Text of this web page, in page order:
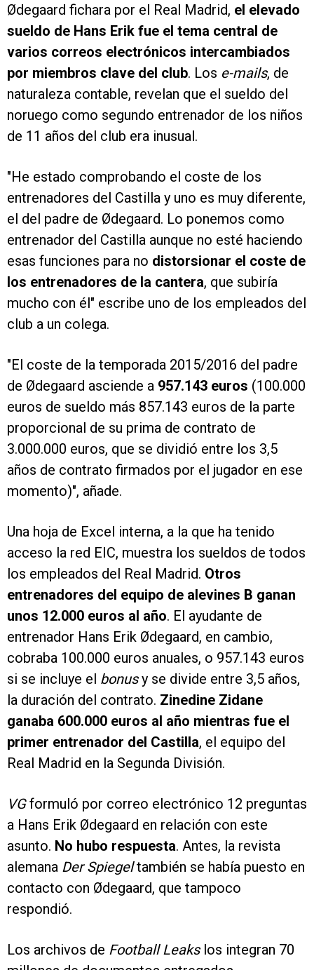
Ødegaard fichara por el Real Madrid, el elevado
sueldo de Hans Erik fue el tema central de
varios correos electrónicos intercambiados
por miembros clave del club. Los e-mails, de
naturaleza contable, revelan que el sueldo del
noruego como segundo entrenador de los niños
de 11 años del club era inusual.
"He estado comprobando el coste de los
entrenadores del Castilla y uno es muy diferente,
el del padre de Ødegaard. Lo ponemos como
entrenador del Castilla aunque no esté haciendo
esas funciones para no distorsionar el coste de
los entrenadores de la cantera, que subiría
mucho con él" escribe uno de los empleados del
club a un colega.
"El coste de la temporada 2015/2016 del padre
de Ødegaard asciende a 957.143 euros (100.000
euros de sueldo más 857.143 euros de la parte
proporcional de su prima de contrato de
3.000.000 euros, que se dividió entre los 3,5
años de contrato firmados por el jugador en ese
momento)", añade.
Una hoja de Excel interna, a la que ha tenido
acceso la red EIC, muestra los sueldos de todos
los empleados del Real Madrid. Otros
entrenadores del equipo de alevines B ganan
unos 12.000 euros al año. El ayudante de
entrenador Hans Erik Ødegaard, en cambio,
cobraba 100.000 euros anuales, o 957.143 euros
si se incluye el bonusy se divide entre 3,5 años,
la duración del contrato. Zinedine Zidane
ganaba 600.000 euros al año mientras fue el
primer entrenador del Castilla, el equipo del
Real Madrid en la Segunda División.
VGformuló por correo electrónico 12 preguntas
a Hans Erik Ødegaard en relación con este
asunto. No hubo respuesta. Antes, la revista
alemana Der Spiegeltambién se había puesto en
contacto con Ødegaard, que tampoco
respondió.
Los archivos de Football Leaks los integran 70